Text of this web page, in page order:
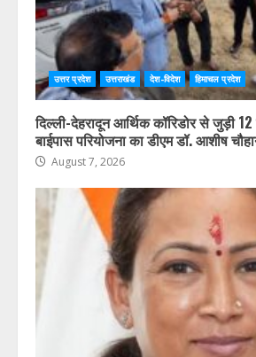
उत्तर प्रदेश उत्तराखंड देश-विदेश हिमाचल प्रदेश
दिल्ली-देहरादून आर्थिक कॉरिडोर से जुड़ी
बाईपास परियोजना का डीएम डॉ. आशीष
August 7, 2026